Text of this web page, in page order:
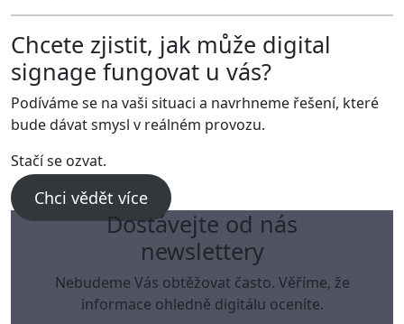
Chcete zjistit, jak může digital
signage fungovat u vás?
Podíváme se na vaši situaci a navrhneme řešení, které
bude dávat smysl v reálném provozu.
Stačí se ozvat.
Chci vědět více
Dostávejte od nás
newslettery
Nebudeme Vás obtěžovat často. Věříme, že
informace ohledně digitálu oceníte.